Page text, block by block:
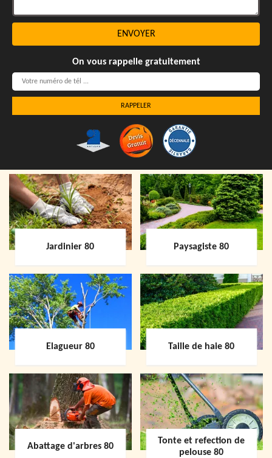
On vous rappelle gratuitement
Jardinier 80 Paysagiste 80
Elagueur 80 Taille de haie 80
Abattage d'arbres 80
Tonte et refection de
pelouse 80